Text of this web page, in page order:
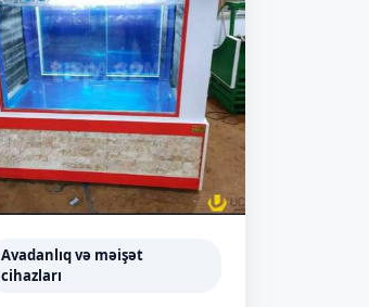
Avadanlıq və məişət
cihazları